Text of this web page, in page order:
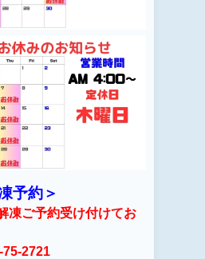
予約＞
凍ご予約受け付けてお
75-2721